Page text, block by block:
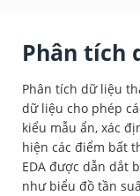
Phân tích
Phân tích dữ liệu
dữ liệu cho phép
kiểu mẫu ẩn, xác
hiện các điểm bất
EDA được dẫn dắt
như biểu đồ tần